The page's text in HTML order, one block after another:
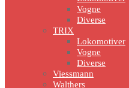
Vogne
Diverse
TRIX
Lokomotiver
Vogne
Diverse
Viessmann
Walthers